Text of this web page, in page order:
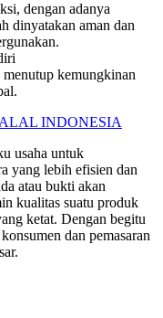
dengan adanya
dinyatakan aman dan
kemungkinan
INDONESIA
usaha untuk
yang lebih efisien dan
atau bukti akan
kualitas suatu produk
ketat. Dengan begitu
dan pemasaran